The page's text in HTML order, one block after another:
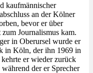
kaufmännischer
an der Kölner
bevor er über
Journalismus kam.
in Oberursel wurde er
in Köln, der ihn 1969 in
er wieder zurück
der er Sprecher